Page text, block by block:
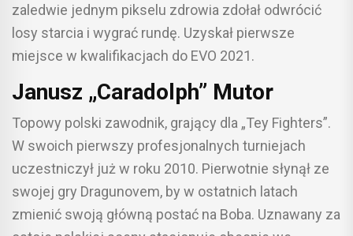
zaledwie jednym pikselu zdrowia zdołał odwrócić
losy starcia i wygrać rundę. Uzyskał pierwsze
miejsce w kwalifikacjach do EVO 2021.
Janusz „Caradolph” Mutor
Topowy polski zawodnik, grający dla „Tey Fighters”.
W swoich pierwszy profesjonalnych turniejach
uczestniczył już w roku 2010. Pierwotnie słynął ze
swojej gry Dragunovem, by w ostatnich latach
zmienić swoją główną postać na Boba. Uznawany za